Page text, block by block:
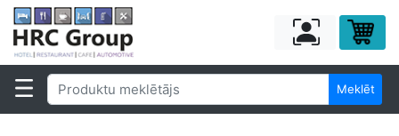
Meklēt